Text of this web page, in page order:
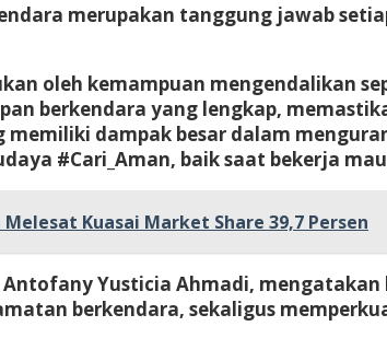
merupakan tanggung jawab
oleh kemampuan mengendalikan
berkendara yang lengkap,
dampak besar dalam
#Cari_Aman, baik saat bekerja
Kuasai Market Share 39,7 Persen
Yusticia Ahmadi,
berkendara, sekaligus